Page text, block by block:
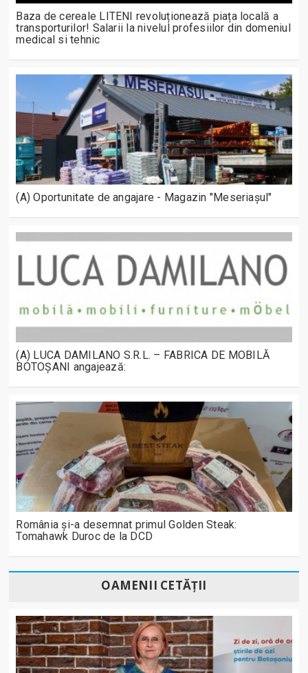
Baza de cereale LITENI revoluționează piața locală a
transporturilor! Salarii la nivelul profesiilor din domeniul
medical si tehnic
(A) Oportunitate de angajare - Magazin "Meseriașul"
(A) LUCA DAMILANO S.R.L. – FABRICA DE MOBILĂ
BOTOȘANI angajează:
România și-a desemnat primul Golden Steak:
Tomahawk Duroc de la DCD
OAMENII CETĂȚII